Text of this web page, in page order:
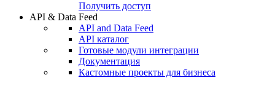
Попробуйте7-дневный
Откройте глобальную базу данных
Получить доступ
API & Data Feed
API and Data Feed